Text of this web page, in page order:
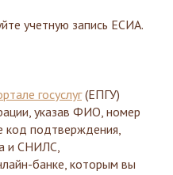
учетную запись ЕСИА.
госуслуг(ЕПГУ)
указав ФИО, номер
код подтверждения,
и СНИЛС,
банке, которым вы